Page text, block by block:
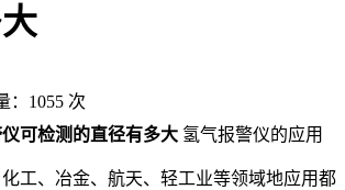
：1055 次
可检测的直径有多大 氢气报警仪的应用
工、冶金、航天、轻工业等领域地应用都